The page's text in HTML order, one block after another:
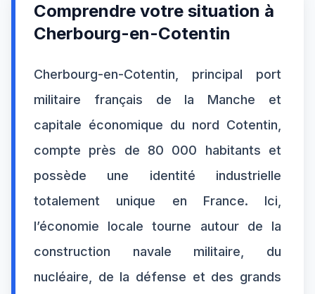
Comprendre votre situation à
Cherbourg-en-Cotentin
Cherbourg-en-Cotentin, principal port
militaire français de la Manche et
capitale économique du nord Cotentin,
compte près de 80 000 habitants et
possède une identité industrielle
totalement unique en France. Ici,
l’économie locale tourne autour de la
construction navale militaire, du
nucléaire, de la défense et des grands